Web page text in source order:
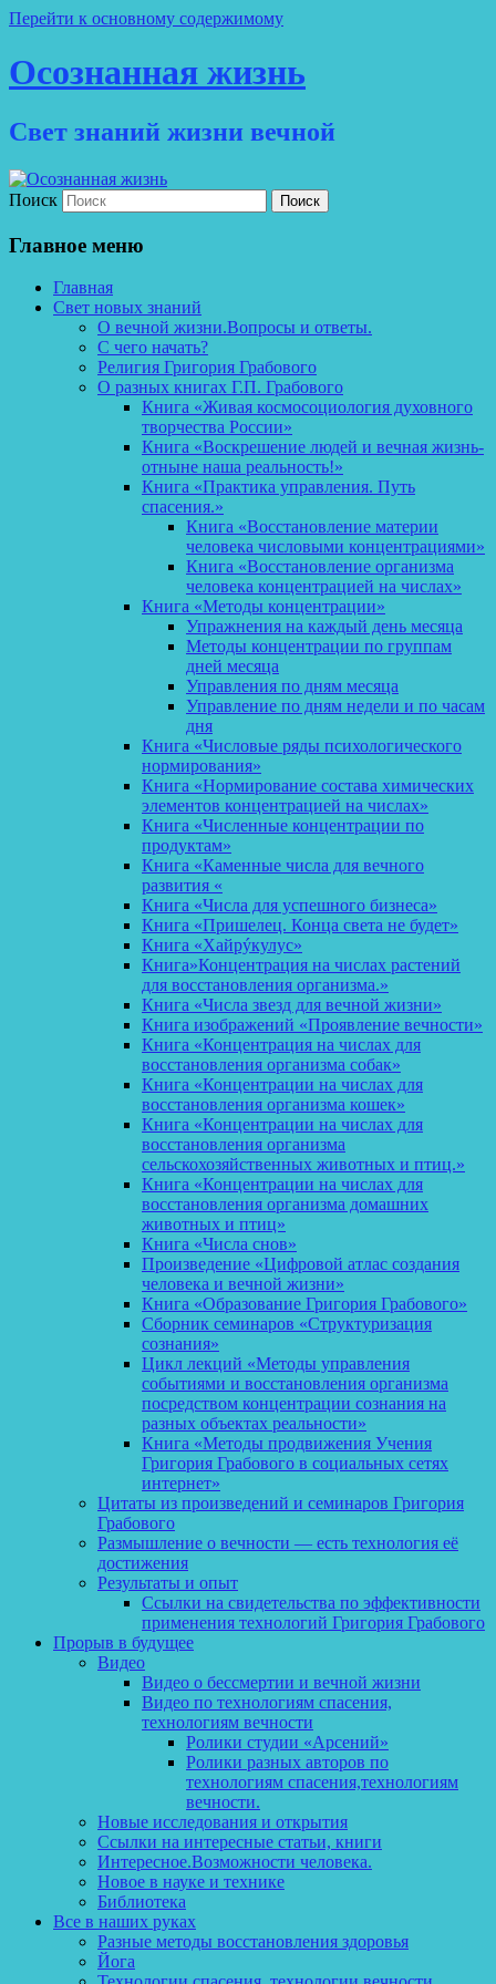
Перейти к основному содержимому
Осознанная жизнь
Свет знаний жизни вечной
Поиск
Главное меню
Главная
Свет новых знаний
О вечной жизни.Вопросы и ответы.
С чего начать?
Религия Григория Грабового
О разных книгах Г.П. Грабового
Книга «Живая космосоциология духовного
творчества России»
Книга «Воскрешение людей и вечная жизнь-
отныне наша реальность!»
Книга «Практика управления. Путь
спасения.»
Книга «Восстановление материи
человека числовыми концентрациями»
Книга «Восстановление организма
человека концентрацией на числах»
Книга «Методы концентрации»
Упражнения на каждый день месяца
Методы концентрации по группам
дней месяца
Управления по дням месяца
Управление по дням недели и по часам
дня
Книга «Числовые ряды психологического
нормирования»
Книга «Нормирование состава химических
элементов концентрацией на числах»
Книга «Численные концентрации по
продуктам»
Книга «Каменные числа для вечного
развития «
Книга «Числа для успешного бизнеса»
Книга «Пришелец. Конца света не будет»
Книга «Хайрýкулус»
Книга»Концентрация на числах растений
для восстановления организма.»
Книга «Числа звезд для вечной жизни»
Книга изображений «Проявление вечности»
Книга «Концентрация на числах для
восстановления организма собак»
Книга «Концентрации на числах для
восстановления организма кошек»
Книга «Концентрации на числах для
восстановления организма
сельскохозяйственных животных и птиц.»
Книга «Концентрации на числах для
восстановления организма домашних
животных и птиц»
Книга «Числа снов»
Произведение «Цифровой атлас создания
человека и вечной жизни»
Книга «Образование Григория Грабового»
Сборник семинаров «Структуризация
сознания»
Цикл лекций «Методы управления
событиями и восстановления организма
посредством концентрации сознания на
разных объектах реальности»
Книга «Методы продвижения Учения
Григория Грабового в социальных сетях
интернет»
Цитаты из произведений и семинаров Григория
Грабового
Размышление о вечности — есть технология её
достижения
Результаты и опыт
Ссылки на свидетельства по эффективности
применения технологий Григория Грабового
Прорыв в будущее
Видео
Видео о бессмертии и вечной жизни
Видео по технологиям спасения,
технологиям вечности
Ролики студии «Арсений»
Ролики разных авторов по
технологиям спасения,технологиям
вечности.
Новые исследования и открытия
Ссылки на интересные статьи, книги
Интересное.Возможности человека.
Новое в науке и технике
Библиотека
Все в наших руках
Разные методы восстановления здоровья
Йога